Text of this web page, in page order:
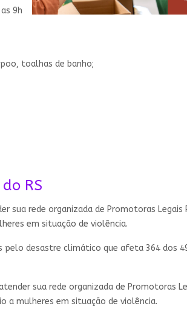
9h
toalhas de banho;
RS
sua rede organizada de Promotoras Legais
em situação de violência.
desastre climático que afeta 364 dos
sua rede organizada de Promotoras
a mulheres em situação de violência.